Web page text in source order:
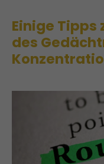
Einige Tipps
des